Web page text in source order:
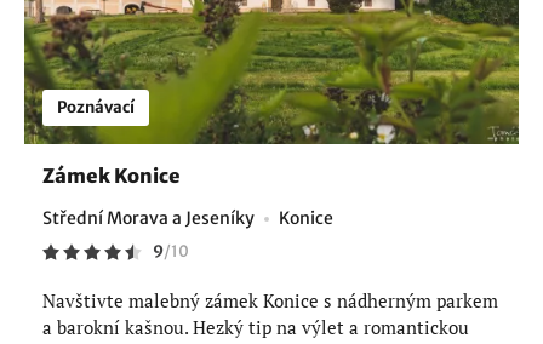
Poznávací
Zámek Konice
Střední Morava a Jeseníky Konice
9/10
Navštivte malebný zámek Konice s nádherným parkem
a barokní kašnou. Hezký tip na výlet a romantickou